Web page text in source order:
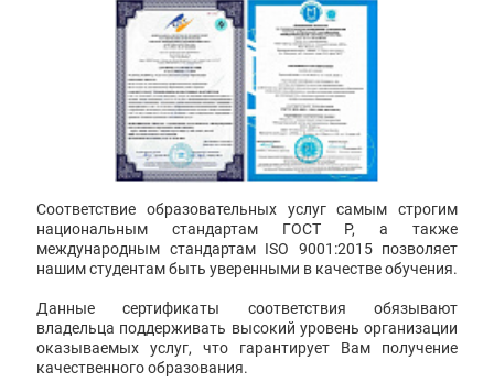
Соответствие образовательных услуг самым строгим
национальным стандартам ГОСТ Р, а также
международным стандартам ISO 9001:2015 позволяет
нашим студентам быть уверенными в качестве обучения.
Данные сертификаты соответствия обязывают
владельца поддерживать высокий уровень организации
оказываемых услуг, что гарантирует Вам получение
качественного образования.